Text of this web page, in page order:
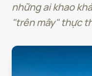
những ai khao
"trên mây" thực